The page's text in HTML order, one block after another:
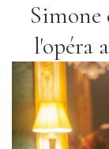
l'opéra